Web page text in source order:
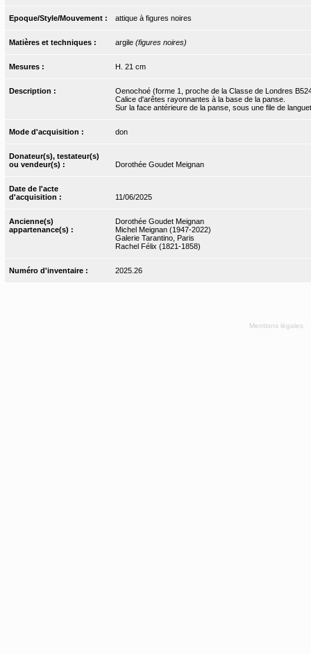
Epoque/Style/Mouvement : attique à figures noires
Matières et techniques : argile (figures noires)
Mesures : H. 21 cm
Description :
Oenochoé (forme 1, proche de la Classe de Londres
Calice d'arêtes rayonnantes à la base de la panse.
Sur la face antérieure de la panse, sous une file de
Mode d'acquisition : don
Donateur(s), testateur(s)
ou vendeur(s) :
Dorothée Goudet Meignan
Date de l'acte
d'acquisition :
11/06/2025
Ancienne(s)
appartenance(s) :
Dorothée Goudet Meignan
Michel Meignan (1947-2022)
Galerie Tarantino, Paris
Rachel Félix (1821-1858)
Numéro d'inventaire : 2025.26
Mentions légales